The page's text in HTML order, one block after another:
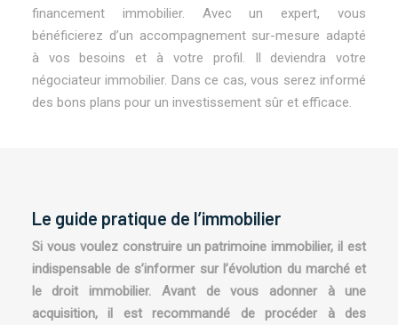
financement immobilier. Avec un expert, vous
bénéficierez d’un accompagnement sur-mesure adapté
à vos besoins et à votre profil. Il deviendra votre
négociateur immobilier. Dans ce cas, vous serez informé
des bons plans pour un investissement sûr et efficace.
Le guide pratique de l’immobilier
Si vous voulez construire un patrimoine immobilier, il est
indispensable de s’informer sur l’évolution du marché et
le droit immobilier. Avant de vous adonner à une
acquisition, il est recommandé de procéder à des